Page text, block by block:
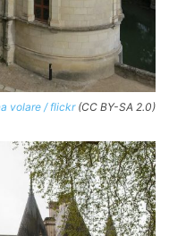
volare / flickr(CC BY-SA 2.0)